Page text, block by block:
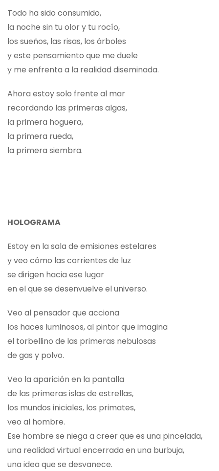
Todo ha sido consumido,
la noche sin tu olor y tu rocío,
los sueños, las risas, los árboles
y este pensamiento que me duele
y me enfrenta a la realidad diseminada.
Ahora estoy solo frente al mar
recordando las primeras algas,
la primera hoguera,
la primera rueda,
la primera siembra.
HOLOGRAMA
Estoy en la sala de emisiones estelares
y veo cómo las corrientes de luz
se dirigen hacia ese lugar
en el que se desenvuelve el universo.
Veo al pensador que acciona
los haces luminosos, al pintor que imagina
el torbellino de las primeras nebulosas
de gas y polvo.
Veo la aparición en la pantalla
de las primeras islas de estrellas,
los mundos iniciales, los primates,
veo al hombre.
Ese hombre se niega a creer que es una pincelada,
una realidad virtual encerrada en una burbuja,
una idea que se desvanece.